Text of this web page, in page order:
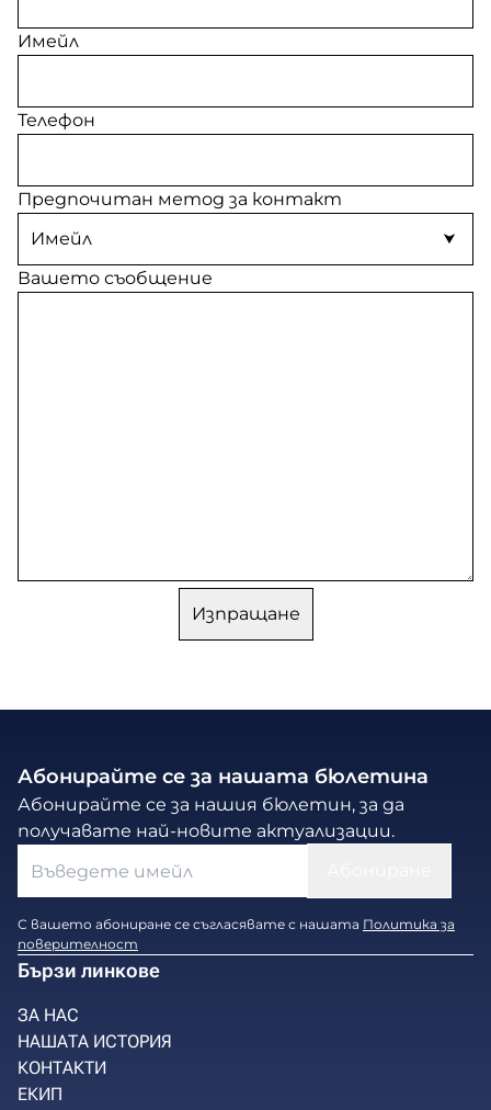
Имейл
Телефон
Предпочитан метод за контакт
Вашето съобщение
Абонирайте се за нашата бюлетина
Абонирайте се за нашия бюлетин, за да
получавате най-новите актуализации.
С вашето абониране се съгласявате с нашата Политика за
поверителност
Бързи линкове
ЗА НАС
НАШАТА ИСТОРИЯ
КОНТАКТИ
ЕКИП